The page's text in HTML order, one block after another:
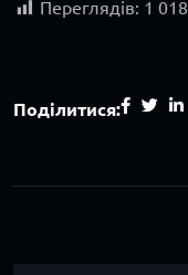
Переглядів: 1 018
Поділитися: